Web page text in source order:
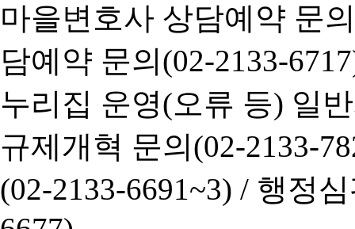
마을변호사 상담예약 문
담예약 문의(02-2133-
누리집 운영(오류 등) 일
규제개혁 문의(02-2133-
(02-2133-6691~3) / 행정심